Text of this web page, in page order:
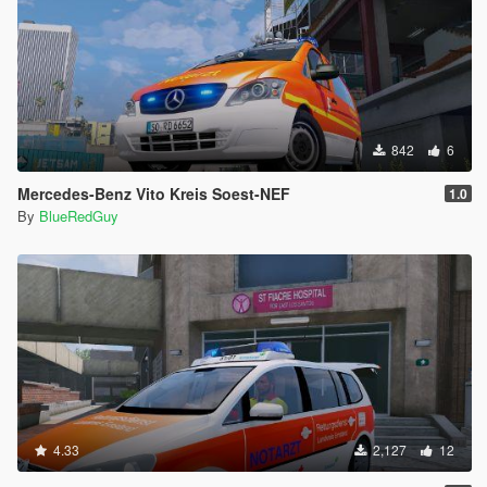
842 6
Mercedes-Benz Vito Kreis Soest-NEF 1.0
By BlueRedGuy
4.33 2,127 12